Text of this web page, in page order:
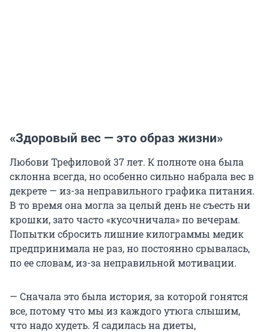
«Здоровый вес — это образ жизни»
Любови Трефиловой 37 лет. К полноте она была
склонна всегда, но особенно сильно набрала вес в
декрете — из-за неправильного графика питания.
В то время она могла за целый день не съесть ни
крошки, зато часто «кусочничала» по вечерам.
Попытки сбросить лишние килограммы медик
предпринимала не раз, но постоянно срывалась,
по ее словам, из-за неправильной мотивации.
— Сначала это была история, за которой гонятся
все, потому что мы из каждого утюга слышим,
что надо худеть. Я садилась на диеты,